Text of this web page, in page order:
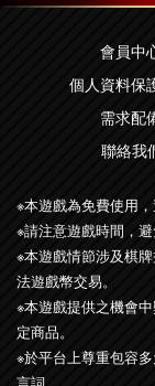
會員中
個人資料保
需求配
聯絡我
※本遊戲為免費使用
※請注意遊戲時間，
※本遊戲情節涉及棋
法遊戲幣交易。
※本遊戲提供之機會
定商品。
※於平台上尊重包容
言詞。